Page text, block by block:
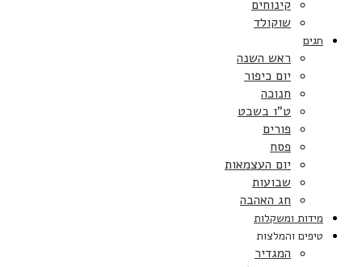
קינוחים
שוקולד
חגים
ראש השנה
יום כיפור
חנוכה
ט”ו בשבט
פורים
פסח
יום העצמאות
שבועות
חג האהבה
מידות ומשקלות
טיפים והמלצות
המגדיר